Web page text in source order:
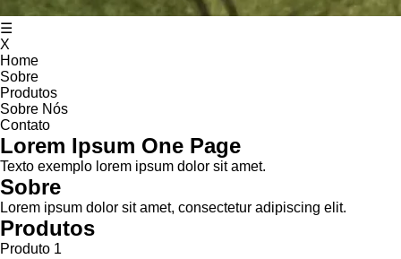
☰
X
Home
Sobre
Produtos
Sobre Nós
Contato
Lorem Ipsum One Page
Texto exemplo lorem ipsum dolor sit amet.
Sobre
Lorem ipsum dolor sit amet, consectetur adipiscing elit.
Produtos
Produto 1